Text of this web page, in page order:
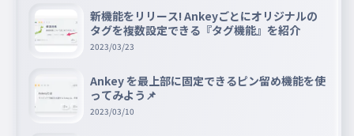
新機能をリリース! Ankeyごとにオリジナルの
タグを複数設定できる『タグ機能』を紹介
2023/03/23
Ankey を最上部に固定できるピン留め機能を使
ってみよう📌
2023/03/10